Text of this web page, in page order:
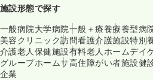
施設形態で探す
一般病院大学病院一般＋療養療養型病
美容クリニック訪問看護介護施設特別
介護老人保健施設有料老人ホームデイ
グループホームサ高住障がい者施設健
企業